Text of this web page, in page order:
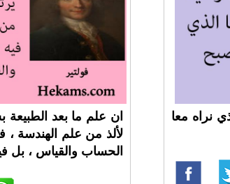
ان علم ما بعد الطبيعة
لألذ من علم الهندسة ،
الحساب والقياس ، بل
نراه معا